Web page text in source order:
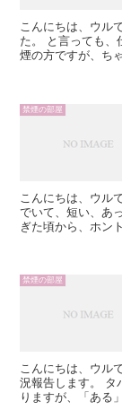
こんにちは、ウル
た。 と言っても、仕事で近くを通っただけですけれども… さて、禁
煙の方ですが、ち
禁煙の部屋
こんにちは、ウル
でいて、短い、あ
ぎた頃から、ホン
禁煙の部屋
こんにちは、ウル
況報告します。 タ
りますが、「ある